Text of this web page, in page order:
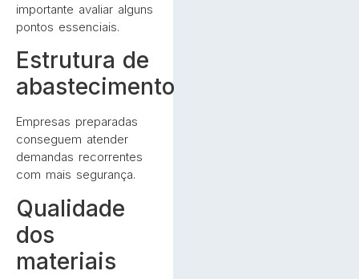
importante avaliar alguns
pontos essenciais.
Estrutura de
abastecimento
Empresas preparadas
conseguem atender
demandas recorrentes
com mais segurança.
Qualidade
dos
materiais